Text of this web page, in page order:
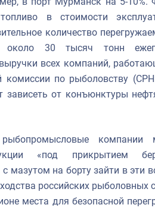
в стоимости
количество
около 30 тысяч тонн
всех компаний,
комиссии по рыболовству
от конъюнктуры
компании
«под прикрытием
мазутом на борту зайти в эти
российских рыболовных
места для безопасной